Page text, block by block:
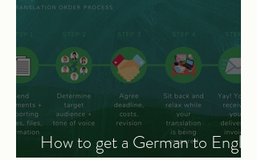
How to get a German to English